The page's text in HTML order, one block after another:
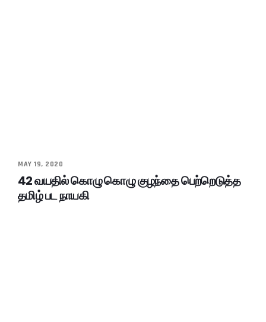
MAY 19, 2020
42 வயதில் கொழு கொழு குழந்தை பெற்றெடுத்த
தமிழ் பட நாயகி